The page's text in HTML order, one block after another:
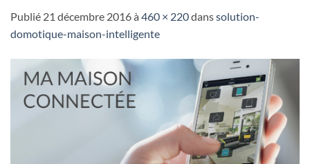
Publié 21 décembre 2016à 460 × 220danssolution-
domotique-maison-intelligente